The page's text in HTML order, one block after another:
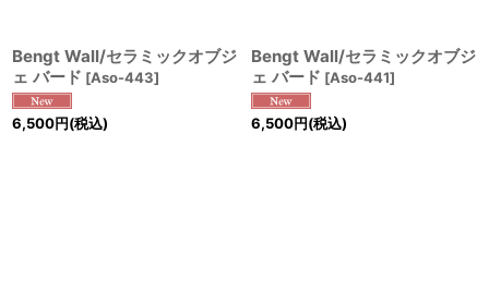
Bengt Wall/セラミックオブジ
ェ バード [Aso-443]
6,500円(税込)
Bengt Wall/セラミックオブジ
ェ バード [Aso-441]
6,500円(税込)